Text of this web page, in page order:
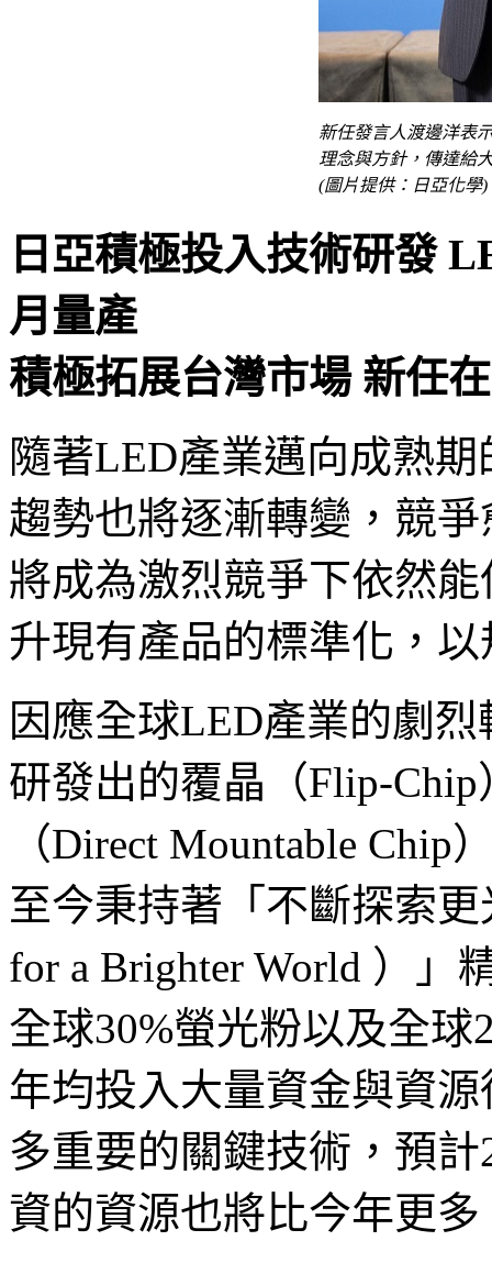
新任發言人渡邊洋表
理念與方針，傳達給
(圖片提供：日亞化學)
日亞積極投入技術研發
月量產
積極拓展台灣市場 新任
隨著LED產業邁向成熟
趨勢也將逐漸轉變，競
將成為激烈競爭下依然
升現有產品的標準化，
因應全球LED產業的劇
研發出的覆晶（Flip-Chip
（Direct Mountable
至今秉持著「不斷探索
for a Brighter World ）」
全球30%螢光粉以及全球
年均投入大量資金與資
多重要的關鍵技術，預計
資的資源也將比今年更多